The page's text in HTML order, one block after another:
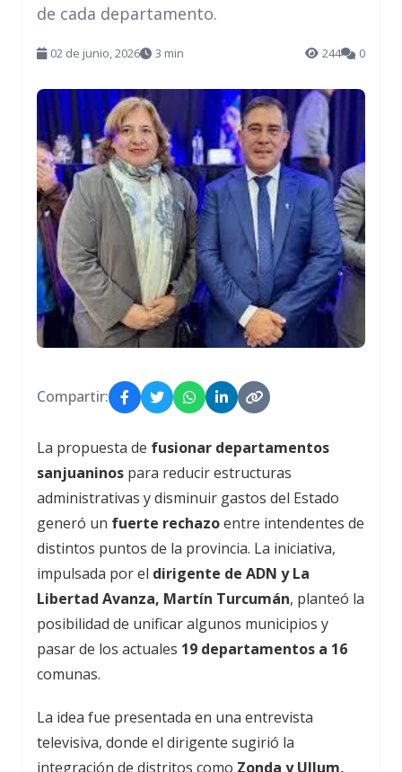
de cada departamento.
02 de junio, 2026 3 min 244 0
Compartir:
La propuesta de fusionar departamentos
sanjuaninos para reducir estructuras
administrativas y disminuir gastos del Estado
generó un fuerte rechazoentre intendentes de
distintos puntos de la provincia. La iniciativa,
impulsada por el dirigente de ADN y La
Libertad Avanza, Martín Turcumán, planteó la
posibilidad de unificar algunos municipios y
pasar de los actuales 19 departamentos a 16
comunas.
La idea fue presentada en una entrevista
televisiva, donde el dirigente sugirió la
integración de distritos como Zonda y Ullum,